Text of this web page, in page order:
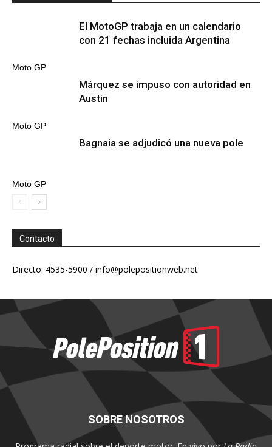
Moto GP
El MotoGP trabaja en un calendario
con 21 fechas incluida Argentina
Moto GP
Márquez se impuso con autoridad en
Austin
Moto GP
Bagnaia se adjudicó una nueva pole
Contacto
Directo: 4535-5900 / info@polepositionweb.net
SOBRE NOSOTROS